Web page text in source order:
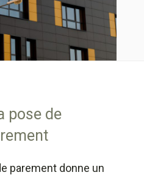
pose de
parement donne un